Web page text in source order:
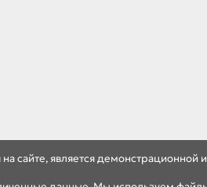
сайте, является